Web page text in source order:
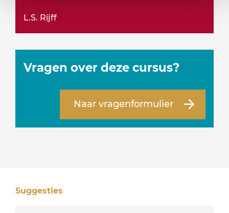
L.S. Rijff
Vragen over deze cursus?
Naar vragenformulier
Suggesties